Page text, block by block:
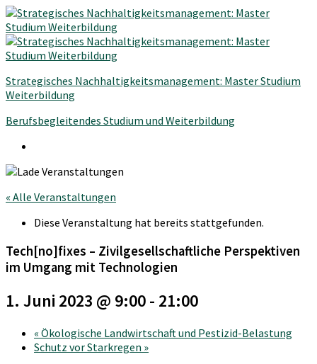
Strategisches Nachhaltigkeitsmanagement: Master Studium
Weiterbildung
Berufsbegleitendes Studium und Weiterbildung
« Alle Veranstaltungen
Diese Veranstaltung hat bereits stattgefunden.
Tech[no]fixes – Zivilgesellschaftliche Perspektiven
im Umgang mit Technologien
1. Juni 2023 @ 9:00- 21:00
« Ökologische Landwirtschaft und Pestizid-Belastung
Schutz vor Starkregen »